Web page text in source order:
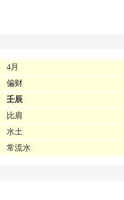
4月
偏财
壬辰
比肩
水土
常流水